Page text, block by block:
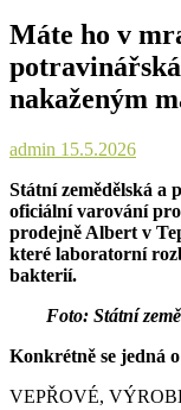
Máte ho v
nakaženým
admin 15.5.2026
Státní zemědělská a
oficiální varování
prodejně Albert v
které laboratorní
bakterií.
Foto: Státní
Konkrétně se jedná
VEPŘOVÉ,